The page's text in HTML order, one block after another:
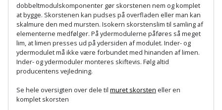
Plastlister
Radonsikring
Rumdeler
Sand
og
grus
Løfteudstyr
Målebånd
Markeringsværktøj
Mejsel
Flisevibrator
Føringsskinne
Forlængerledning
Fugepistol
Fugtmåler
Gummibåd
og
kajak
Havemøbler
Havepleje
dobbeltmodulskomponenter gør skorstenen nem og komplet
at bygge. Skorstenen kan pudses på overfladen eller man kan
skalmure den med mursten. Isokern skorstenslim til samling af
elementerne medfølger. På ydermodulerne påføres så meget
lim, at limen presses ud på ydersiden af modulet. Inder- og
ydermodulet må ikke være forbundet med hinanden af limen.
Inder- og ydermoduler monteres skiftevis. Følg altid
producentens vejledning.
Se hele oversigten over dele til muret skorsten eller en
komplet skorsten